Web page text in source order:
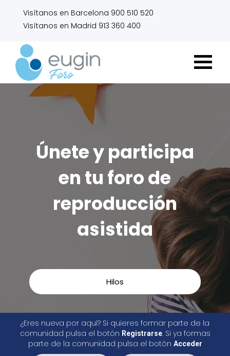
Visítanos en Barcelona 900 510 520
Visítanos en Madrid 913 360 400
Únete y participa
en tu foro de
reproducción
asistida
Hilos
¿Eres nueva por aquí? Si quieres formar parte de la
comunidad pulsa el botón Registrarse. Si ya formas
parte de la comunidad pulsa el botón Acceder